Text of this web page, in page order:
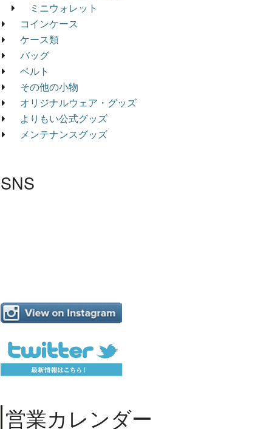
ミニウォレット
コインケース
ケース類
バッグ
ベルト
その他の小物
オリジナルウェア・グッズ
よりもい公式グッズ
メンテナンスグッズ
SNS
営業カレンダー